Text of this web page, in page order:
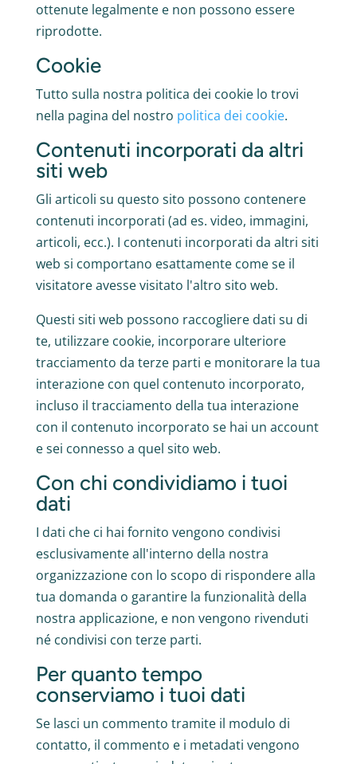
ottenute legalmente e non possono essere
riprodotte.
Cookie
Tutto sulla nostra politica dei cookie lo trovi
nella pagina del nostro politica dei cookie.
Contenuti incorporati da altri
siti web
Gli articoli su questo sito possono contenere
contenuti incorporati (ad es. video, immagini,
articoli, ecc.). I contenuti incorporati da altri siti
web si comportano esattamente come se il
visitatore avesse visitato l'altro sito web.
Questi siti web possono raccogliere dati su di
te, utilizzare cookie, incorporare ulteriore
tracciamento da terze parti e monitorare la tua
interazione con quel contenuto incorporato,
incluso il tracciamento della tua interazione
con il contenuto incorporato se hai un account
e sei connesso a quel sito web.
Con chi condividiamo i tuoi
dati
I dati che ci hai fornito vengono condivisi
esclusivamente all'interno della nostra
organizzazione con lo scopo di rispondere alla
tua domanda o garantire la funzionalità della
nostra applicazione, e non vengono rivenduti
né condivisi con terze parti.
Per quanto tempo
conserviamo i tuoi dati
Se lasci un commento tramite il modulo di
contatto, il commento e i metadati vengono